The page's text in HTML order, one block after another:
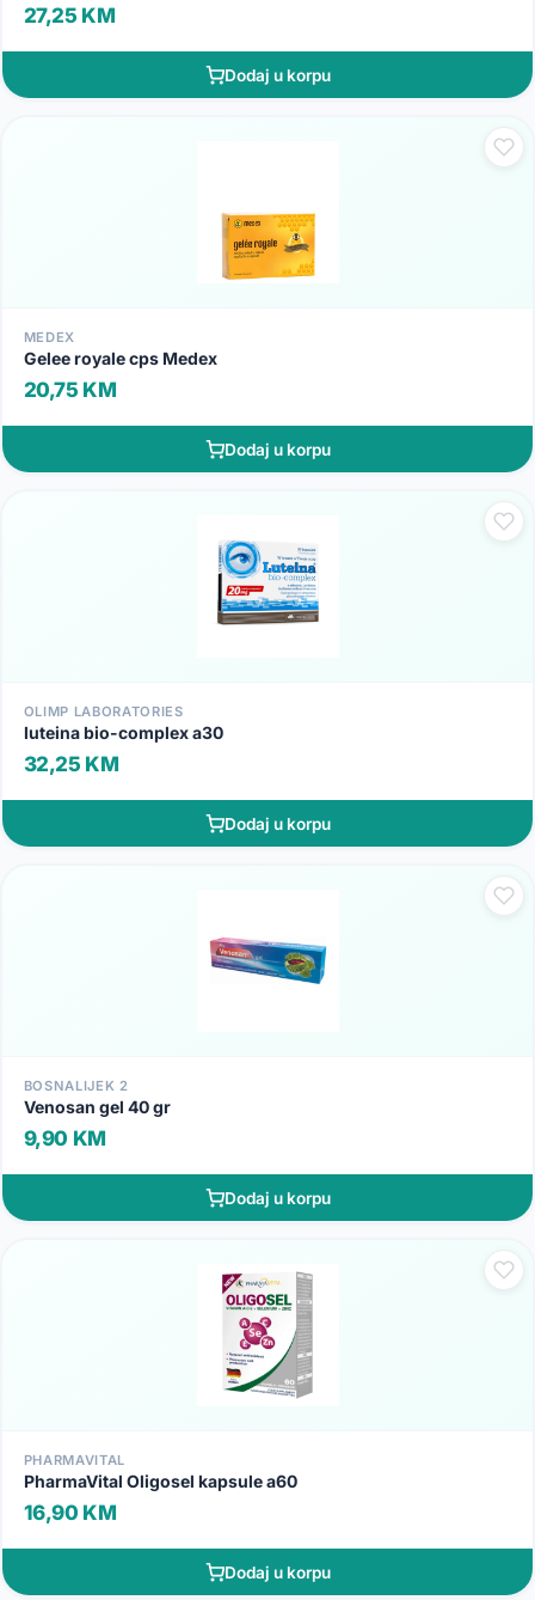
27,25 KM
Dodaj u korpu
MEDEX
Gelee royale cps Medex
20,75 KM
Dodaj u korpu
OLIMP LABORATORIES
luteina bio-complex a30
32,25 KM
Dodaj u korpu
BOSNALIJEK 2
Venosan gel 40 gr
9,90 KM
Dodaj u korpu
PHARMAVITAL
PharmaVital Oligosel kapsule a60
16,90 KM
Dodaj u korpu